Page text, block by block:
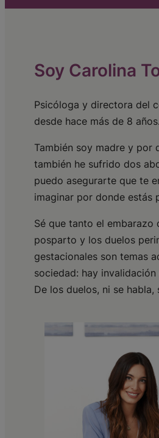
Soy Carolina
Psicóloga y directora del
desde hace más de 8 años.
También soy madre y por
también he sufrido dos
puedo asegurarte que te
imaginar por donde estás
Sé que tanto el embarazo
posparto y los duelos
gestacionales son temas
sociedad: hay
De los duelos, ni se habla,